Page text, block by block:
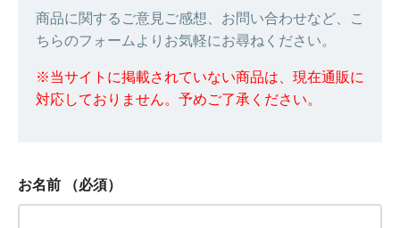
商品に関するご意見ご感想、お問い合わせなど、こ
ちらのフォームよりお気軽にお尋ねください。
※当サイトに掲載されていない商品は、現在通販に
対応しておりません。予めご了承ください。
お名前 （必須）